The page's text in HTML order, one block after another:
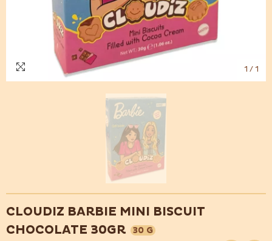
1 / 1
CLOUDIZ BARBIE MINI BISCUIT
CHOCOLATE 30GR
30 G